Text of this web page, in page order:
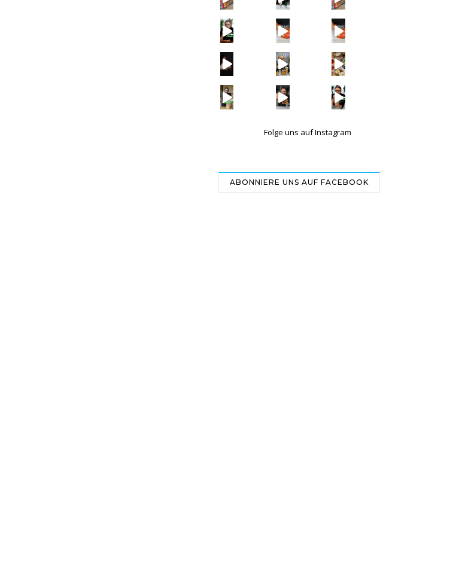
Erb Vorsicht: Fallt nicht auf Kinder-Gerichte rein! = BESSER?
Falsch gedacht!
W
| Werbung Wi
| Rezept
| W
Folge uns auf Instagram
ABONNIERE UNS AUF FACEBOOK